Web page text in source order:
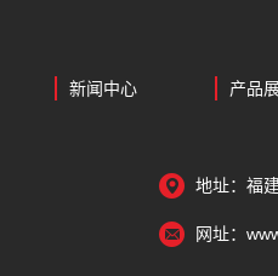
新闻中心 产品
地址：福
网址：